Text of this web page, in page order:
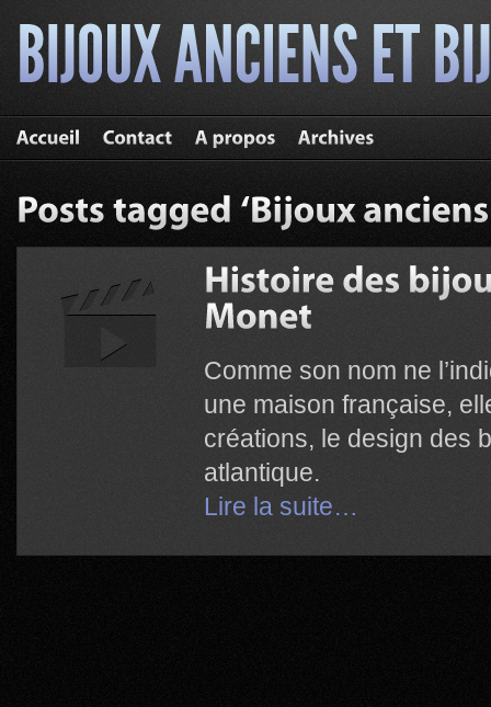
Comme son nom ne
une maison française,
créations, le design des
atlantique.
Lire la suite…